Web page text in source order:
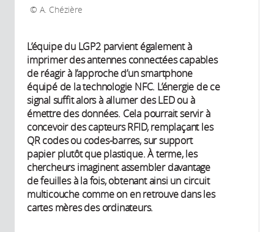
A. Chézière
L’équipe du LGP2 parvient également à
imprimer des antennes connectées capables
de réagir à l’approche d’un smartphone
équipé de la technologie NFC. L’énergie de ce
signal suffit alors à allumer des LED ou à
émettre des données. Cela pourrait servir à
concevoir des capteurs RFID, remplaçant les
QR codes ou codes-barres, sur support
papier plutôt que plastique. À terme, les
chercheurs imaginent assembler davantage
de feuilles à la fois, obtenant ainsi un circuit
multicouche comme on en retrouve dans les
cartes mères des ordinateurs.